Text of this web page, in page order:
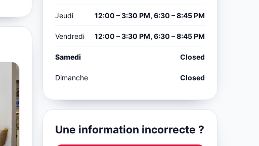
Jeudi 12:00 – 3:30 PM, 6:30 – 8:45 PM
Vendredi 12:00 – 3:30 PM, 6:30 – 8:45 PM
Samedi Closed
Dimanche Closed
Une information incorrecte ?